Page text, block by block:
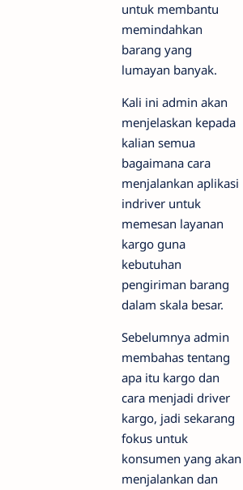
untuk membantu
memindahkan
barang yang
lumayan banyak.
Kali ini admin akan
menjelaskan kepada
kalian semua
bagaimana cara
menjalankan aplikasi
indriver untuk
memesan layanan
kargo guna
kebutuhan
pengiriman barang
dalam skala besar.
Sebelumnya admin
membahas tentang
apa itu kargo dan
cara menjadi driver
kargo, jadi sekarang
fokus untuk
konsumen yang akan
menjalankan dan